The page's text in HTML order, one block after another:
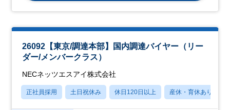
26092【東京/調達本部】国内調達バイヤー（リー
ダー/メンバークラス）
NECネッツエスアイ株式会社
正社員採用 土日祝休み 休日120日以上 産休・育休あり